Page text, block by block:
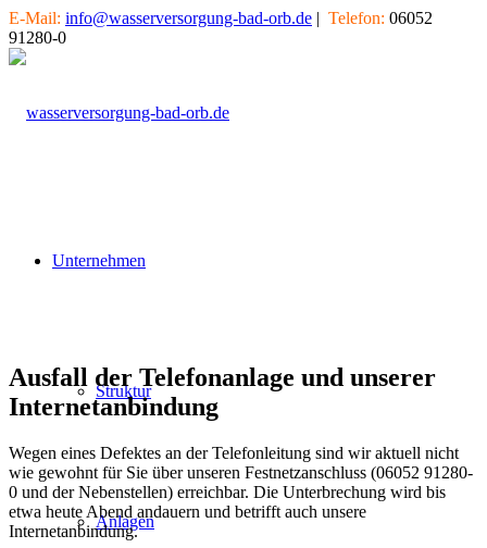
E-Mail: info@wasserversorgung-bad-orb.de | Telefon: 06052
91280-0
Unternehmen
Struktur
Anlagen
Ausfall der Telefonanlage und unserer
Internetanbindung
Wegen eines Defektes an der Telefonleitung sind wir aktuell nicht
wie gewohnt für Sie über unseren Festnetzanschluss (06052 91280-
0 und der Nebenstellen) erreichbar. Die Unterbrechung wird bis
etwa heute Abend andauern und betrifft auch unsere
Internetanbindung.